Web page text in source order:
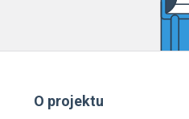
O projektu